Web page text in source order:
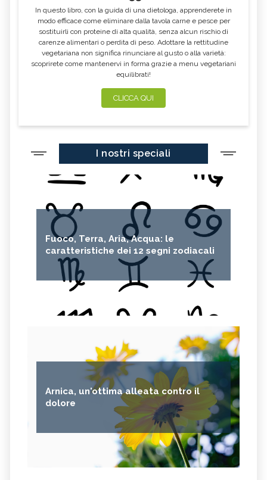
In questo libro, con la guida di una dietologa, apprenderete in
modo efficace come eliminare dalla tavola carne e pesce per
sostituirli con proteine di alta qualità, senza alcun rischio di
carenze alimentari o perdita di peso. Adottare la rettitudine
vegetariana non significa rinunciare al gusto o alla varietà:
scoprirete come mantenervi in forma grazie a menu vegetariani
equilibrati!
CLICCA QUI
I nostri speciali
Fuoco, Terra, Aria, Acqua: le
caratteristiche dei 12 segni zodiacali
Arnica, un'ottima alleata contro il
dolore